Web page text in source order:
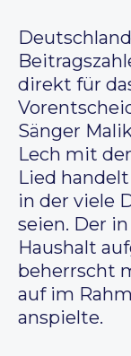
direkt für
Sänger
Lech mit
Lied
in der viele
seien. Der
Haushalt
beherrscht
auf im
anspielte.